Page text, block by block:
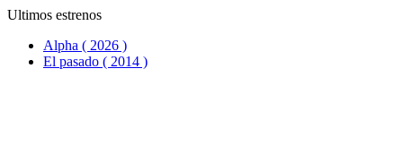
Ultimos estrenos
Alpha ( 2026 )
El pasado ( 2014 )